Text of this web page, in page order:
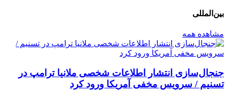
بین‌المللی
مشاهده همه
جنجال‌سازی انتشار اطلاعات شخصی ملانیا ترامپ در
تسنیم / سرویس مخفی آمریکا ورود کرد